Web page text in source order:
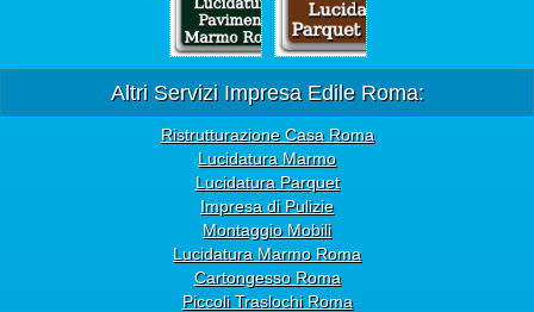
Altri Servizi Impresa Edile Roma:
Ristrutturazione Casa Roma
Lucidatura Marmo
Lucidatura Parquet
Impresa di Pulizie
Montaggio Mobili
Lucidatura Marmo Roma
Cartongesso Roma
Piccoli Traslochi Roma